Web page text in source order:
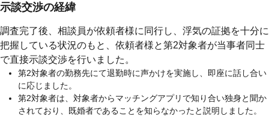
示談交渉の経緯
調査完了後、相談員が依頼者様に同行し、浮気の証拠を十分に
把握している状況のもと、依頼者様と第2対象者が当事者同士
で直接示談交渉を行いました。
第2対象者の勤務先にて退勤時に声かけを実施し、即座に話し合い
に応じました。
第2対象者は、対象者からマッチングアプリで知り合い独身と聞か
されており、既婚者であることを知らなかったと説明しました。